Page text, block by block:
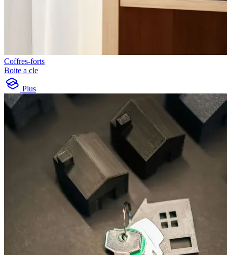
Coffres-forts
Boite a cle
Plus